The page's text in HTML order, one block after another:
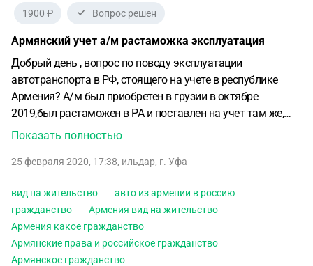
1900 ₽ Вопрос решен
Армянский учет а/м растаможка эксплуатация
Добрый день , вопрос по поводу эксплуатации
автотранспорта в РФ, стоящего на учете в республике
Армения? А/м был приобретен в грузии в октябре
2019,был растаможен в РА и поставлен на учет там же,
далее прибыл в РФ (при въезде в РФ НЕ ставился
а/м имеет гражданин с постоянным проживанием в РА .
армении -будет ли это считаться постоянным
проживанием? Или необходимо получать гражданство
или вид на жительство или еще что то ? И какие еще есть
варианты не доплачивать разницу таможенных платежеЙ
Показать полностью
25 февраля 2020, 17:38, ильдар, г. Уфа
вид на жительство
авто из армении в россию
гражданство
Армения вид на жительство
Армения какое гражданство
Армянские права и российское гражданство
Армянское гражданство